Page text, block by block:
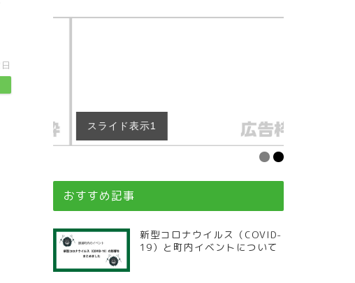
スライド表示1
おすすめ記事
新型コロナウイルス（COVID-
19）と町内イベントについて